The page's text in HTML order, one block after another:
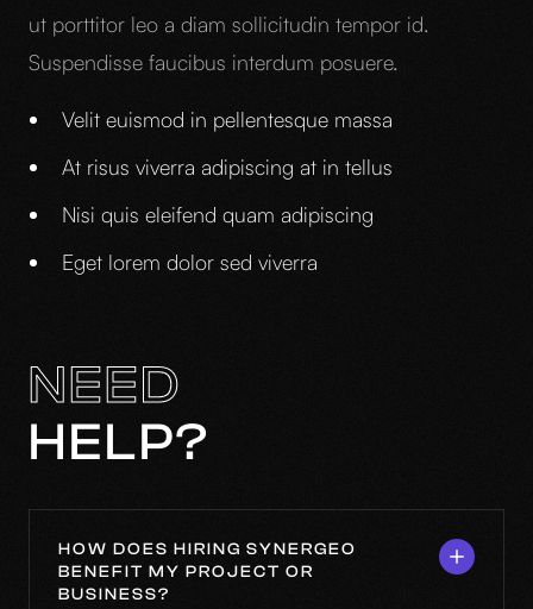
ut porttitor leo a diam sollicitudin tempor id.
Suspendisse faucibus interdum posuere.
Velit euismod in pellentesque massa
At risus viverra adipiscing at in tellus
Nisi quis eleifend quam adipiscing
Eget lorem dolor sed viverra
NEED
HELP?
HOW DOES HIRING SYNERGEO
BENEFIT MY PROJECT OR
BUSINESS?